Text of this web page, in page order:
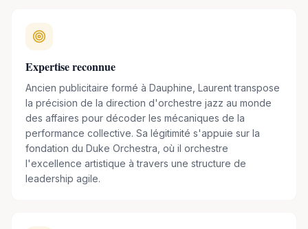
alors de consacrer sa carrière à être un « messager du
Duke ».
Il intervient sur de nombreuses scènes prestigieuses telles
que l’Opéra Pékin, le Shanghai Spring Jazz, le Jazz à Vienne,
l’ Olympia, la Seine Musicale.
Certains concerts sont également diffusés sur des
médias tels que TF1, France Inter, France Musique,
TSF Jazz .
Expertise reconnue
Ancien publicitaire formé à Dauphine, Laurent transpose
la précision de la direction d'orchestre jazz au monde
des affaires pour décoder les mécaniques de la
performance collective. Sa légitimité s'appuie sur la
fondation du Duke Orchestra, où il orchestre
l'excellence artistique à travers une structure de
leadership agile.